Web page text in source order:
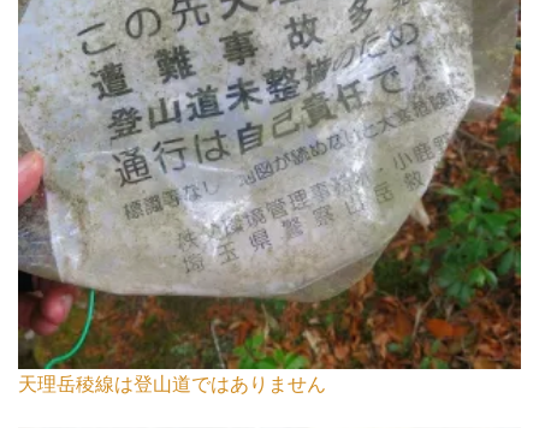
天理岳稜線は登山道ではありません